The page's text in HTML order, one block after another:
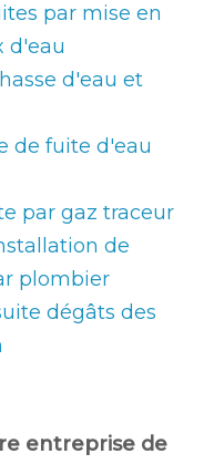
par mise en
d'eau
d'eau et
de fuite d'eau
par gaz traceur
de
plombier
dégâts des
entreprise de